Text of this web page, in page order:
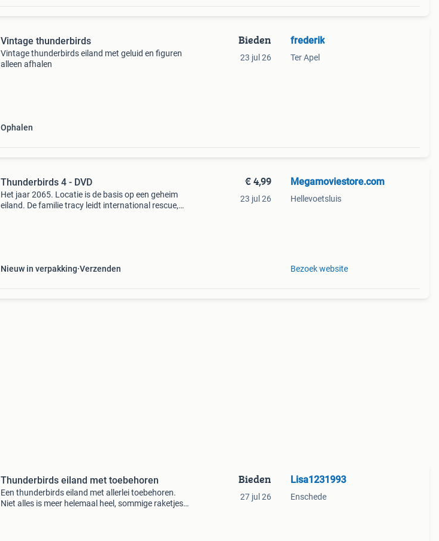
Vintage thunderbirds
Vintage thunderbirds eiland met geluid en figuren
alleen afhalen
Ophalen
Bieden
23 jul 26
frederik
Ter Apel
Thunderbirds 4 - DVD
Het jaar 2065. Locatie is de basis op een geheim
eiland. De familie tracy leidt international rescue,
Nieuw in verpakking Verzenden
€ 4,99
23 jul 26
Megamoviestore.com
Hellevoetsluis
Bezoek website
Thunderbirds eiland met toebehoren
Een thunderbirds eiland met allerlei toebehoren.
Niet alles is meer helemaal heel, sommige raketjes
Bieden
27 jul 26
Lisa1231993
Enschede